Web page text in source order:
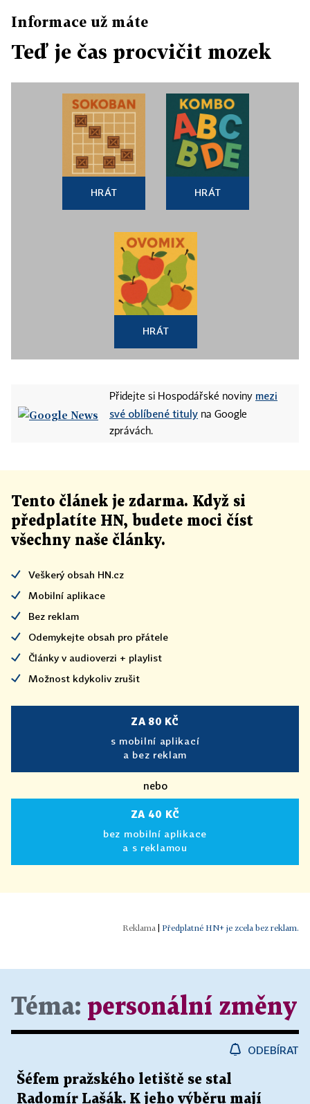
Informace už máte
Teď je čas procvičit mozek
HRÁT HRÁT
HRÁT
Přidejte si Hospodářské noviny mezi
své oblíbené tituly na Google
zprávách.
Tento článek je zdarma. Když si
předplatíte HN, budete moci číst
všechny naše články.
Veškerý obsah HN.cz
Mobilní aplikace
Bez reklam
Odemykejte obsah pro přátele
Články v audioverzi + playlist
Možnost kdykoliv zrušit
ZA 80 KČ
s mobilní aplikací
a bez reklam
nebo
ZA 40 KČ
bez mobilní aplikace
a s reklamou
Předplatné HN+ je zcela bez reklam.
Téma: personální změny
ODEBÍRAT
Šéfem pražského letiště se stal
Radomír Lašák. K jeho výběru mají